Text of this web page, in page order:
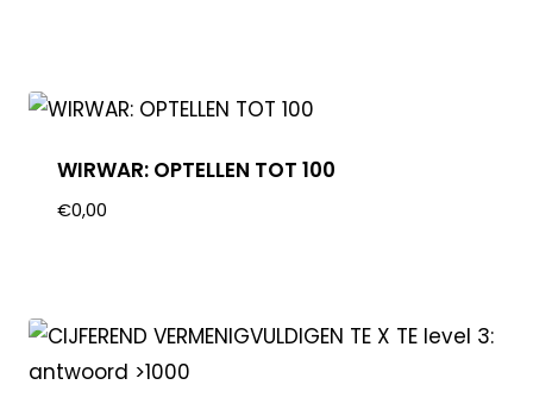
WIRWAR: OPTELLEN TOT 100
€0,00